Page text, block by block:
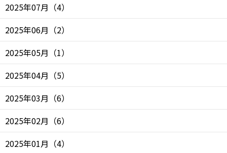
2025年07月 （4）
2025年06月 （2）
2025年05月 （1）
2025年04月 （5）
2025年03月 （6）
2025年02月 （6）
2025年01月 （4）